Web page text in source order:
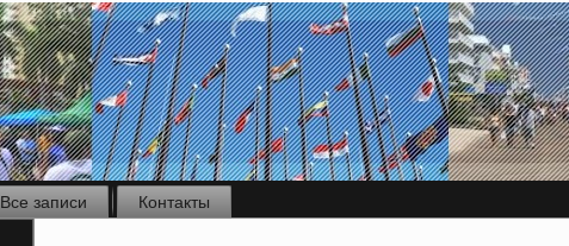
Все записи
Контакты